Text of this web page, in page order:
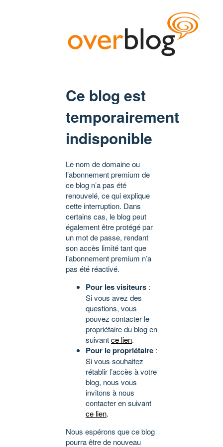
Ce blog est
temporairement
indisponible
Le nom de domaine ou
l’abonnement premium de
ce blog n’a pas été
renouvelé, ce qui explique
cette interruption. Dans
certains cas, le blog peut
également être protégé par
un mot de passe, rendant
son accès limité tant que
l’abonnement premium n’a
pas été réactivé.
Pour les visiteurs :
Si vous avez des
questions, vous
pouvez contacter le
propriétaire du blog en
suivantce lien.
Pour le propriétaire :
Si vous souhaitez
rétablir l’accès à votre
blog, nous vous
invitons à nous
contacter en suivant
ce lien.
Nous espérons que ce blog
pourra être de nouveau